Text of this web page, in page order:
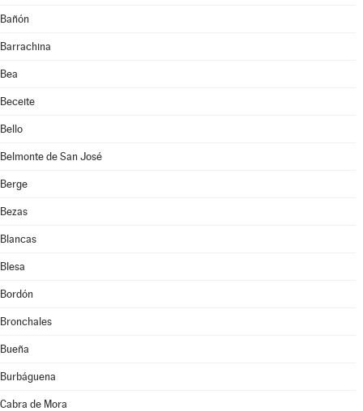
Bañón
Barrachina
Bea
Beceite
Bello
Belmonte de San José
Berge
Bezas
Blancas
Blesa
Bordón
Bronchales
Bueña
Burbáguena
Cabra de Mora